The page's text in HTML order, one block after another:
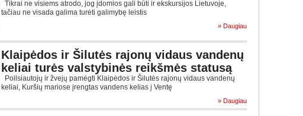
Tikrai ne visiems atrodo, jog įdomios gali būti ir ekskursijos Lietuvoje,
tačiau ne visada galima turėti galimybę leistis
» Daugiau
Klaipėdos ir Šilutės rajonų vidaus vandenų
keliai turės valstybinės reikšmės statusą
Poilsiautojų ir žvejų pamėgti Klaipėdos ir Šilutės rajonų vidaus vandenų
keliai, Kuršių mariose įrengtas vandens kelias į Ventę
» Daugiau